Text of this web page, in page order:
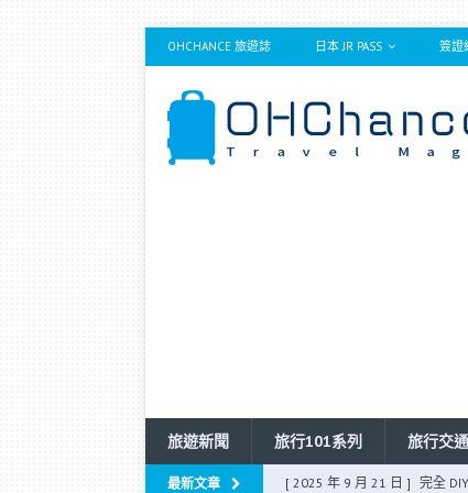
OHCHANCE 旅遊誌 日本 JR PASS 簽證
旅遊新聞 旅行101系列 旅行交通
最新文章 [ 2025 年 9 月 21 日 ] 完全